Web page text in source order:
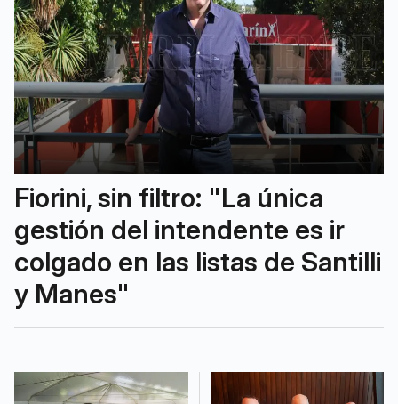
Fiorini, sin filtro: "La única
gestión del intendente es ir
colgado en las listas de Santilli
y Manes"